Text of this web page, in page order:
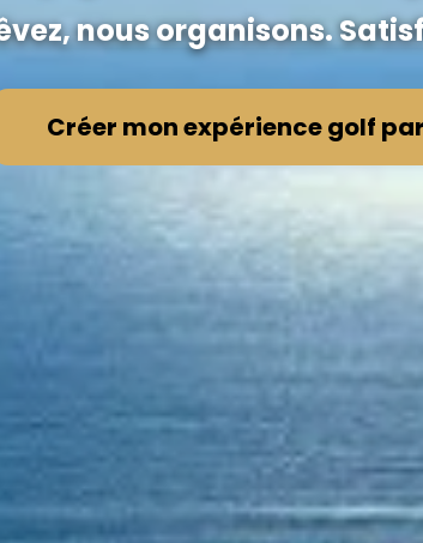
nous organisons.
Créer mon expérience golf